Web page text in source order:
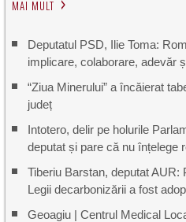
MAI MULT
Deputatul PSD, Ilie Toma:
implicare, colaborare, adevăr
“Ziua Minerului” a încăierat
județ
Intotero, delir pe holurile
deputat și pare că nu înțelege
Tiberiu Barstan, deputat
Legii decarbonizării a fost
Geoagiu | Centrul Medical